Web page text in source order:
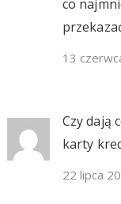
co
13
Czy dają
karty
22 lipca